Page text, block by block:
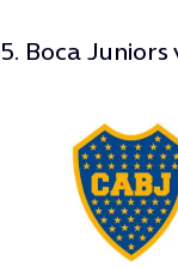
5. Boca